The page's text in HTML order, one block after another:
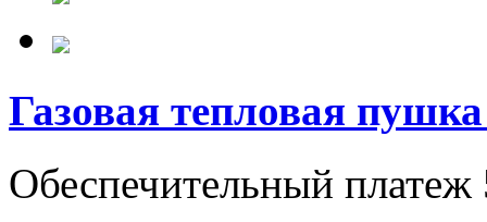
Газовая тепловая
Обеспечительный платеж